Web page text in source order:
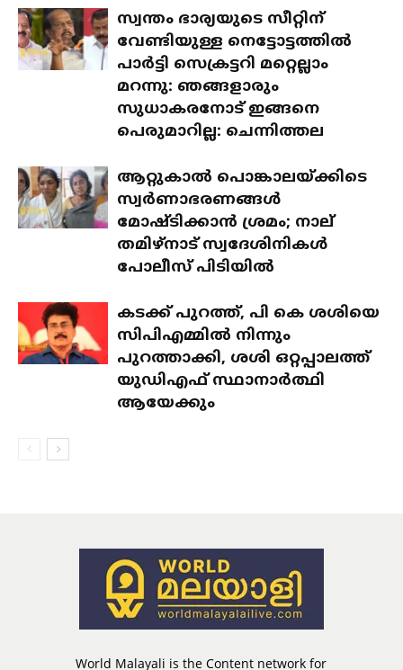
സ്വന്തം ഭാര്യയുടെ സീറ്റിന്
വേണ്ടിയുള്ള നെട്ടോട്ടത്തിൽ
പാർട്ടി സെക്രട്ടറി മറ്റെല്ലാം
മറന്നു: ഞങ്ങളാരും
സുധാകരനോട് ഇങ്ങനെ
പെരുമാറില്ല: ചെന്നിത്തല
ആറ്റുകാൽ പൊങ്കാലയ്ക്കിടെ
സ്വർണാഭരണങ്ങൾ
മോഷ്ടിക്കാൻ ശ്രമം; നാല്
തമിഴ്‌നാട് സ്വദേശിനികൾ
പോലീസ് പിടിയിൽ
കടക്ക് പുറത്ത്, പി കെ ശശിയെ
സിപിഎമ്മിൽ നിന്നും
പുറത്താക്കി, ശശി ഒറ്റപ്പാലത്ത്
യുഡിഎഫ് സ്ഥാനാർത്ഥി
ആയേക്കും
World Malayali is the Content network for